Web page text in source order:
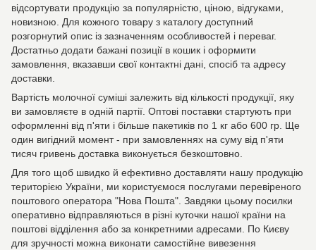
відсортувати продукцію за популярністю, ціною, відгуками,
новизною. Для кожного товару з каталогу доступний
розгорнутий опис із зазначенням особливостей і переваг.
Достатньо додати бажані позиції в кошик і оформити
замовлення, вказавши свої контактні дані, спосіб та адресу
доставки.
Вартість молочної суміші залежить від кількості продукції, яку
ви замовляєте в одній партії. Оптові поставки стартують при
оформленні від п'яти і більше пакетиків по 1 кг або 600 гр. Ще
один вигідний момент - при замовленнях на суму від п'яти
тисяч гривень доставка виконується безкоштовно.
Для того щоб швидко й ефективно доставляти нашу продукцію
територією України, ми користуємося послугами перевіреного
поштового оператора "Нова Пошта". Завдяки цьому посилки
оперативно відправляються в різні куточки нашої країни на
поштові відділення або за конкретними адресами. По Києву
для зручності можна виконати самостійне вивезення